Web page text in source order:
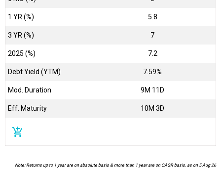
1 YR (%) 5.8
3 YR (%) 7
2025 (%) 7.2
Debt Yield (YTM) 7.59%
Mod. Duration 9M 11D
Eff. Maturity 10M 3D
add_shopping_cart
Note: Returns up to 1 year are on absolute basis & more than 1 year are on CAGR basis. as on 5 Aug 26